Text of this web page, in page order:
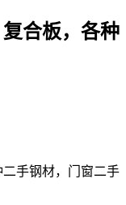
合板，各种
手钢材，门窗二手